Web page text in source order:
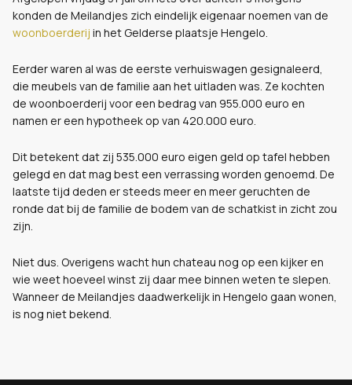
konden de Meilandjes zich eindelijk eigenaar noemen van de
woonboerderij in het Gelderse plaatsje Hengelo.
Eerder waren al was de eerste verhuiswagen gesignaleerd,
die meubels van de familie aan het uitladen was. Ze kochten
de woonboerderij voor een bedrag van 955.000 euro en
namen er een hypotheek op van 420.000 euro.
Dit betekent dat zij 535.000 euro eigen geld op tafel hebben
gelegd en dat mag best een verrassing worden genoemd. De
laatste tijd deden er steeds meer en meer geruchten de
ronde dat bij de familie de bodem van de schatkist in zicht zou
zijn.
Niet dus. Overigens wacht hun chateau nog op een kijker en
wie weet hoeveel winst zij daar mee binnen weten te slepen.
Wanneer de Meilandjes daadwerkelijk in Hengelo gaan wonen,
is nog niet bekend.